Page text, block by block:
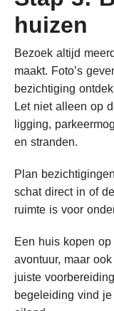
huizen
Bezoek altijd
maakt. Foto’s
bezichtiging
Let niet alleen op
ligging,
en stranden.
Plan
schat direct in of
ruimte is voor
Een huis kopen
avontuur, maar
juiste
begeleiding vind